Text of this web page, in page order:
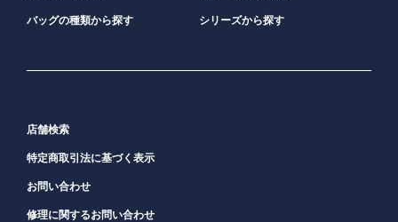
バッグの種類から探す シリーズから探す
店舗検索
特定商取引法に基づく表示
お問い合わせ
修理に関するお問い合わせ